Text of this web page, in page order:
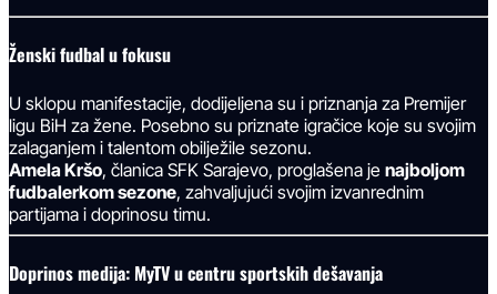
Ženski fudbal u fokusu
U sklopu manifestacije, dodijeljena su i priznanja za Premijer
ligu BiH za žene. Posebno su priznate igračice koje su svojim
zalaganjem i talentom obilježile sezonu.
Amela Kršo, članica SFK Sarajevo, proglašena je najboljom
fudbalerkom sezone, zahvaljujući svojim izvanrednim
partijama i doprinosu timu.
Doprinos medija: MyTV u centru sportskih dešavanja